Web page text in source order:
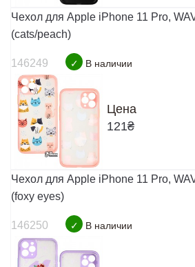
Чехол для Apple iPhone 11 Pro,
(cats/peach)
146249 ✓ В наличии
Цена
121₴
Чехол для Apple iPhone 11 Pro,
(foxy eyes)
146250 ✓ В наличии